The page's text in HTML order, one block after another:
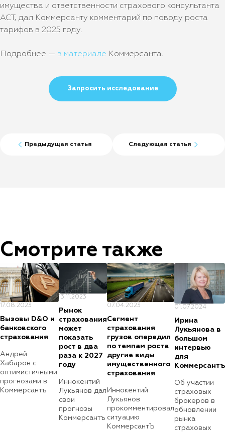
имущества и ответственности страхового консультанта
АСТ, дал Коммерсанту комментарий по поводу роста
тарифов в 2025 году.
Подробнее — в материале Коммерсанта.
Запросить исследование
Предыдущая статья Следующая статья
Смотрите также
17.08.2023
Вызовы D&O и
банковского
страхования
Андрей
Хабаров с
оптимистичными
прогнозами в
Коммерсантъ
13.11.2023
Рынок
страхования
может
показать
рост в два
раза к 2027
году
Иннокентий
Лукьянов дал
свои
прогнозы
Коммерсантъ
07.04.2023
Сегмент
страхования
грузов опередил
по темпам роста
другие виды
имущественного
страхования
Иннокентий
Лукьянов
прокомментировал
ситуацию
КоммерсантЪ
01.07.2024
Ирина
Лукьянова в
большом
интервью
для
Коммерсантъ
Об участии
страховых
брокеров в
обновлении
рынка
страховых